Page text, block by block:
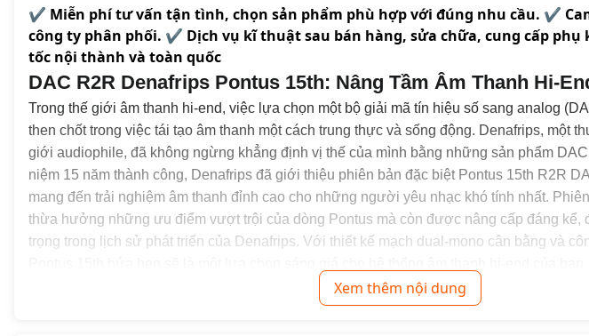
✔️ Miễn phí tư vấn tận tình, chọn sản phẩm phù hợp với đúng nhu cầu. ✔️
công ty phân phối. ✔️ Dịch vụ kĩ thuật sau bán hàng, sửa chữa, cung cấp
tốc nội thành và toàn quốc
DAC R2R Denafrips Pontus 15th: Nâng Tầm Âm Thanh Hi-
Trong thế giới âm thanh hi-end, việc lựa chọn một bộ giải mã tín hiệu số sang analog
then chốt trong việc tái tạo âm thanh một cách trung thực và sống động. Denafrips, một
giới audiophile, đã không ngừng khẳng định vị thế của mình bằng những sản phẩm
niệm 15 năm thành công, Denafrips đã giới thiệu phiên bản đặc biệt Pontus 15th R2R
mang đến trải nghiệm âm thanh đỉnh cao cho những người yêu nhạc khó tính nhất.
thừa hưởng những ưu điểm vượt trội của dòng Pontus mà còn được nâng cấp đáng kể,
trọng trong lịch sử phát triển của Denafrips. Với thiết kế mạch dual-mono cân bằng và
Xem thêm nội dung